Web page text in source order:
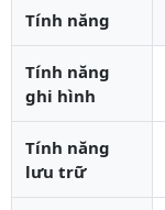
Tính năng
Tính năng
ghi hình
Tính năng
lưu trữ